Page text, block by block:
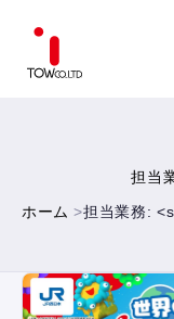
担当
ホーム
担当業務: